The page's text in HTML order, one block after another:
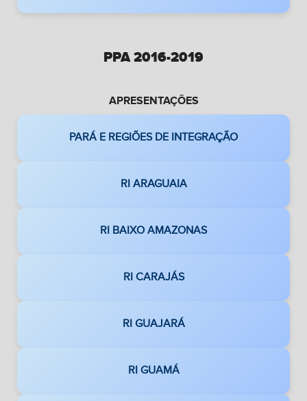
PPA 2016-2019
APRESENTAÇÕES
PARÁ E REGIÕES DE INTEGRAÇÃO
RI ARAGUAIA
RI BAIXO AMAZONAS
RI CARAJÁS
RI GUAJARÁ
RI GUAMÁ